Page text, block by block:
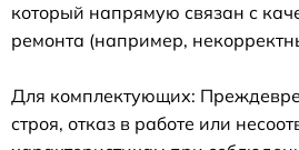
который напрямую связан с
ремонта (например,
Для комплектующих:
строя, отказ в работе или